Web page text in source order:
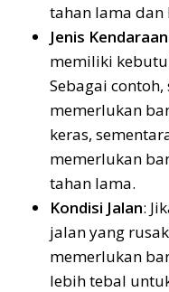
tahan lama dan
Jenis Kendaraan
memiliki
Sebagai
memerlukan
keras,
memerlukan
tahan lama.
Kondisi Jalan:
jalan yang
memerlukan
lebih tebal